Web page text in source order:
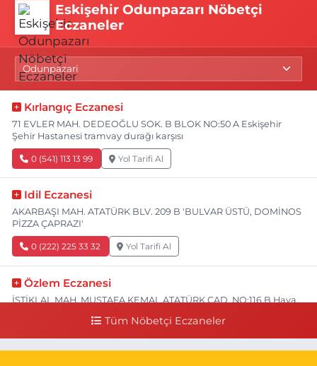
Eskişehir Odunpazarı Nöbetçi
Eczaneler
Kırlangıç Eczanesi
71 EVLER MAH. DEDEOĞLU SOK. B BLOK NO:50 A Eskişehir
Şehir Hastanesi tramvay durağı karşısı
0 (541) 113 13 99 Yol Tarifi Al
Idil Eczanesi
AKARBAŞI MAH. ATATÜRK BLV. 209 B 'BULVAR ÜSTÜ, DOMİNOS
PİZZA ÇAPRAZI'
0 (222) 225 33 32 Yol Tarifi Al
Özlem Eczanesi
İSTİKLAL MAH. MUSTAFA KEMAL ATATÜRK CAD. NO:116 B Hava
Tüm Nöbetçi Eczaneler